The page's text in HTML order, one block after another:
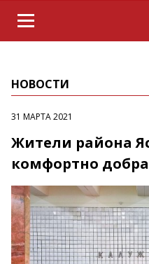
НОВОСТИ
31 МАРТА 2021
Жители района
комфортно